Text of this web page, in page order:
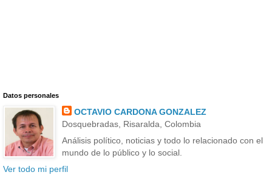
Datos personales
OCTAVIO CARDONA GONZALEZ
Dosquebradas, Risaralda, Colombia
Análisis político, noticias y todo lo relacionado con el
mundo de lo público y lo social.
Ver todo mi perfil